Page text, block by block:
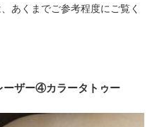
あくまでご参考程度にご覧く
ーザー④カラータトゥー